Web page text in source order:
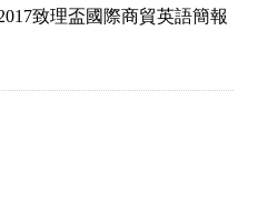
致理盃國際商貿英語簡報